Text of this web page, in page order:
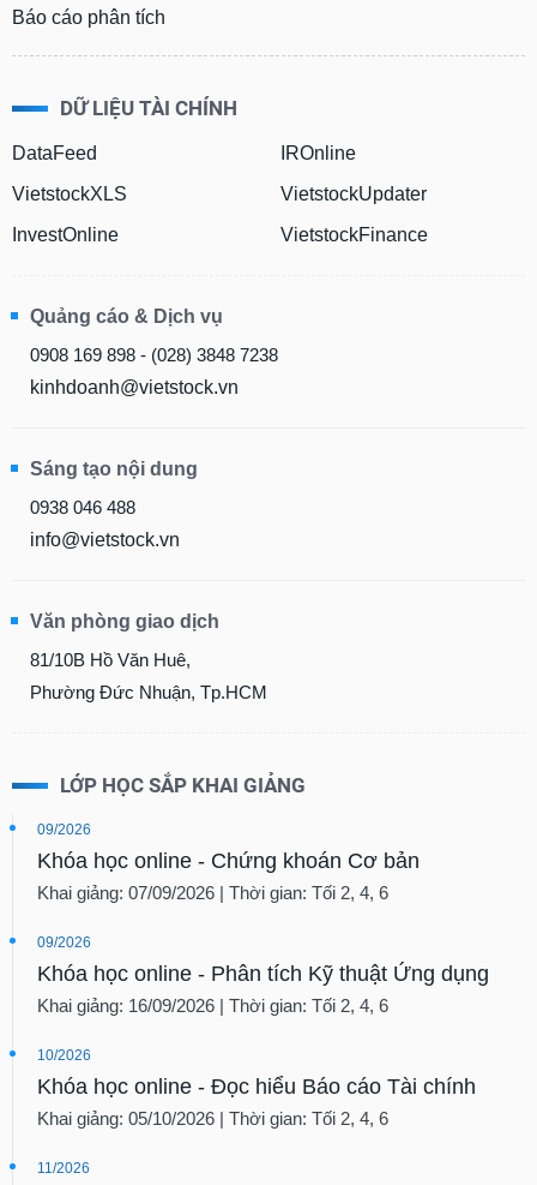
Báo cáo phân tích
DỮ LIỆU TÀI CHÍNH
DataFeed
VietstockXLS
InvestOnline
IROnline
VietstockUpdater
VietstockFinance
Quảng cáo & Dịch vụ
0908 169 898 - (028) 3848 7238
kinhdoanh@vietstock.vn
Sáng tạo nội dung
0938 046 488
info@vietstock.vn
Văn phòng giao dịch
81/10B Hồ Văn Huê,
Phường Đức Nhuận, Tp.HCM
LỚP HỌC SẮP KHAI GIẢNG
09/2026
Khóa học online - Chứng khoán Cơ bản
Khai giảng: 07/09/2026 | Thời gian: Tối 2, 4, 6
09/2026
Khóa học online - Phân tích Kỹ thuật Ứng dụng
Khai giảng: 16/09/2026 | Thời gian: Tối 2, 4, 6
10/2026
Khóa học online - Đọc hiểu Báo cáo Tài chính
Khai giảng: 05/10/2026 | Thời gian: Tối 2, 4, 6
11/2026